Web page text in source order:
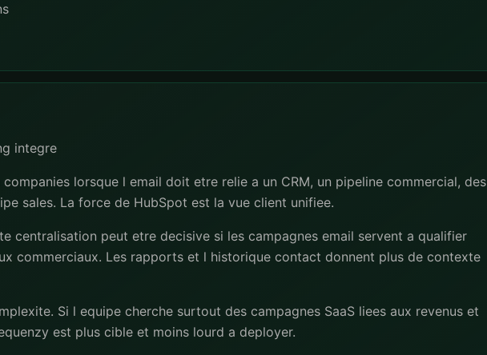
integre
lorsque l email doit etre relie a un CRM, un pipeline commercial, des
sales. La force de HubSpot est la vue client unifiee.
centralisation peut etre decisive si les campagnes email servent a qualifier
commerciaux. Les rapports et l historique contact donnent plus de contexte
Si l equipe cherche surtout des campagnes SaaS liees aux revenus et
est plus cible et moins lourd a deployer.